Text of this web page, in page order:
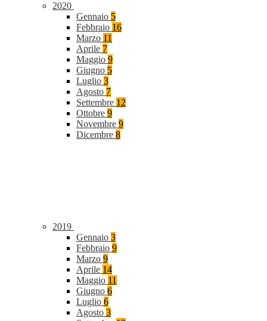
2020
Gennaio 5
Febbraio 16
Marzo 11
Aprile 7
Maggio 9
Giugno 5
Luglio 3
Agosto 7
Settembre 12
Ottobre 9
Novembre 9
Dicembre 8
2019
Gennaio 3
Febbraio 9
Marzo 9
Aprile 14
Maggio 11
Giugno 6
Luglio 6
Agosto 3